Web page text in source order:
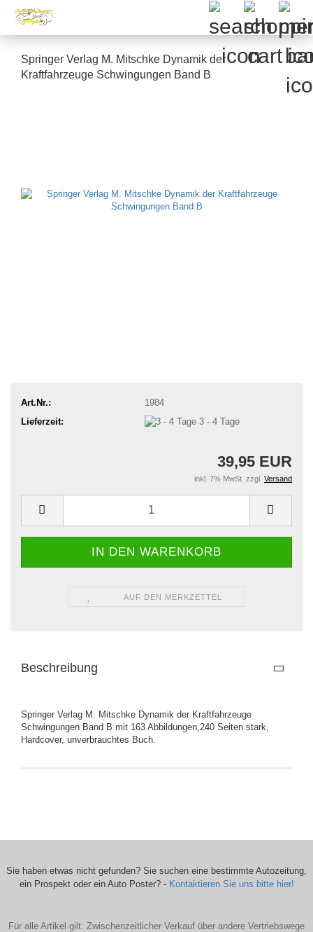
Springer Verlag M. Mitschke Dynamik der
Kraftfahrzeuge Schwingungen Band B
Art.Nr.:
1984
Lieferzeit:
3 - 4 Tage
39,95 EUR
inkl. 7% MwSt. zzgl. Versand
AUF DEN MERKZETTEL
Beschreibung
Springer Verlag M. Mitschke Dynamik der Kraftfahrzeuge
Schwingungen Band B mit 163 Abbildungen,240 Seiten stark,
Hardcover, unverbrauchtes Buch.
Sie haben etwas nicht gefunden? Sie suchen eine bestimmte Autozeitung,
ein Prospekt oder ein Auto Poster? - Kontaktieren Sie uns bitte hier!
Für alle Artikel gilt: Zwischenzeitlicher Verkauf über andere Vertriebswege